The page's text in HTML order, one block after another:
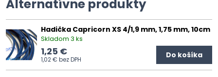
Alternatívne produkty
Hadička Capricorn XS 4/1,9 mm, 1,75 mm, 10cm
Skladom 3 ks
1,25 €
1,02 € bez DPH Do košíka